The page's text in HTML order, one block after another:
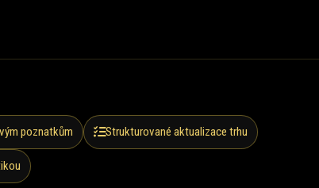
poznatkům Strukturované aktualizace trhu